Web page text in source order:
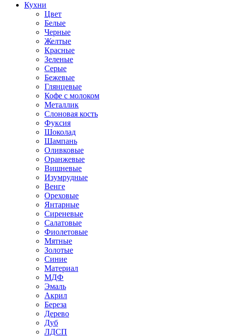
Кухни
Цвет
Белые
Черные
Желтые
Красные
Зеленые
Серые
Бежевые
Глянцевые
Кофе с молоком
Металлик
Слоновая кость
Фуксия
Шоколад
Шампань
Оливковые
Оранжевые
Вишневые
Изумрудные
Венге
Ореховые
Янтарные
Сиреневые
Салатовые
Фиолетовые
Мятные
Золотые
Синие
Материал
МДФ
Эмаль
Акрил
Береза
Дерево
Дуб
ЛДСП